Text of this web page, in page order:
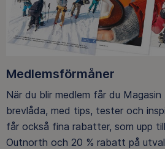
Medlemsförmåner
När du blir medlem får du
brevlåda, med tips, tester och
får också fina rabatter, som upp
Outnorth och 20 % rabatt på